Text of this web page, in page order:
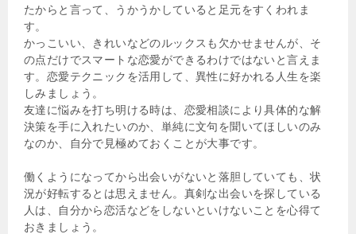
たからと言って、うかうかしていると足元をすくわれま
す。
かっこいい、きれいなどのルックスも欠かせませんが、そ
の点だけでスマートな恋愛ができるわけではないと言えま
す。恋愛テクニックを活用して、異性に好かれる人生を楽
しみましょう。
友達に悩みを打ち明ける時は、恋愛相談により具体的な解
決策を手に入れたいのか、単純に文句を聞いてほしいのみ
なのか、自分で見極めておくことが大事です。
働くようになってから出会いがないと落胆していても、状
況が好転するとは思えません。真剣な出会いを探している
人は、自分から恋活などをしないといけないことを心得て
おきましょう。